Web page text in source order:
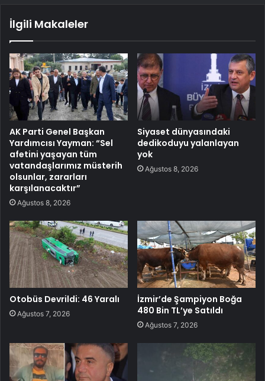
İlgili Makaleler
AK Parti Genel Başkan
Yardımcısı Yayman: “Sel
afetini yaşayan tüm
vatandaşlarımız müsterih
olsunlar, zararları
karşılanacaktır”
Ağustos 8, 2026
Siyaset dünyasındaki
dedikoduyu yalanlayan
yok
Ağustos 8, 2026
Otobüs Devrildi: 46 Yaralı
Ağustos 7, 2026
İzmir’de Şampiyon Boğa
480 Bin TL’ye Satıldı
Ağustos 7, 2026